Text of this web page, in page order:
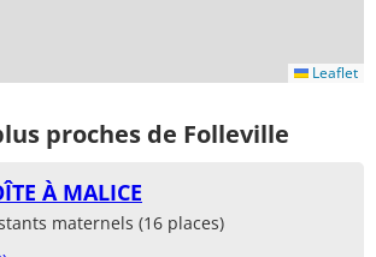
Leaflet
proches de Folleville
À MALICE
maternels (16 places)